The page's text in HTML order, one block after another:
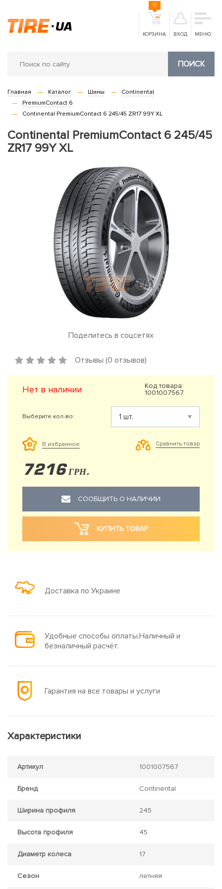
КОРЗИНА
0
ВХОД МЕНЮ
ПОИСК
Главная Каталог Шины
Continental
PremiumContact 6
Continental PremiumContact 6 245/45 ZR17 99Y XL
Continental PremiumContact 6 245/45
ZR17 99Y XL
Поделитесь в соцсетях
Отзывы (0 отзывов)
Нет в наличии
Код товара:
1001007567
Выберите кол-во:
В избранное Сравнить товар
7216 ГРН.
СООБЩИТЬ О НАЛИЧИИ
КУПИТЬ ТОВАР
Доставка по Украине
Удобные способы оплаты.Наличный и
безналичный расчёт.
Гарантия на все товары и услуги
Характеристики
Артикул 1001007567
Бренд Continental
Ширина профиля 245
Высота профиля 45
Диаметр колеса 17
Сезон летняя